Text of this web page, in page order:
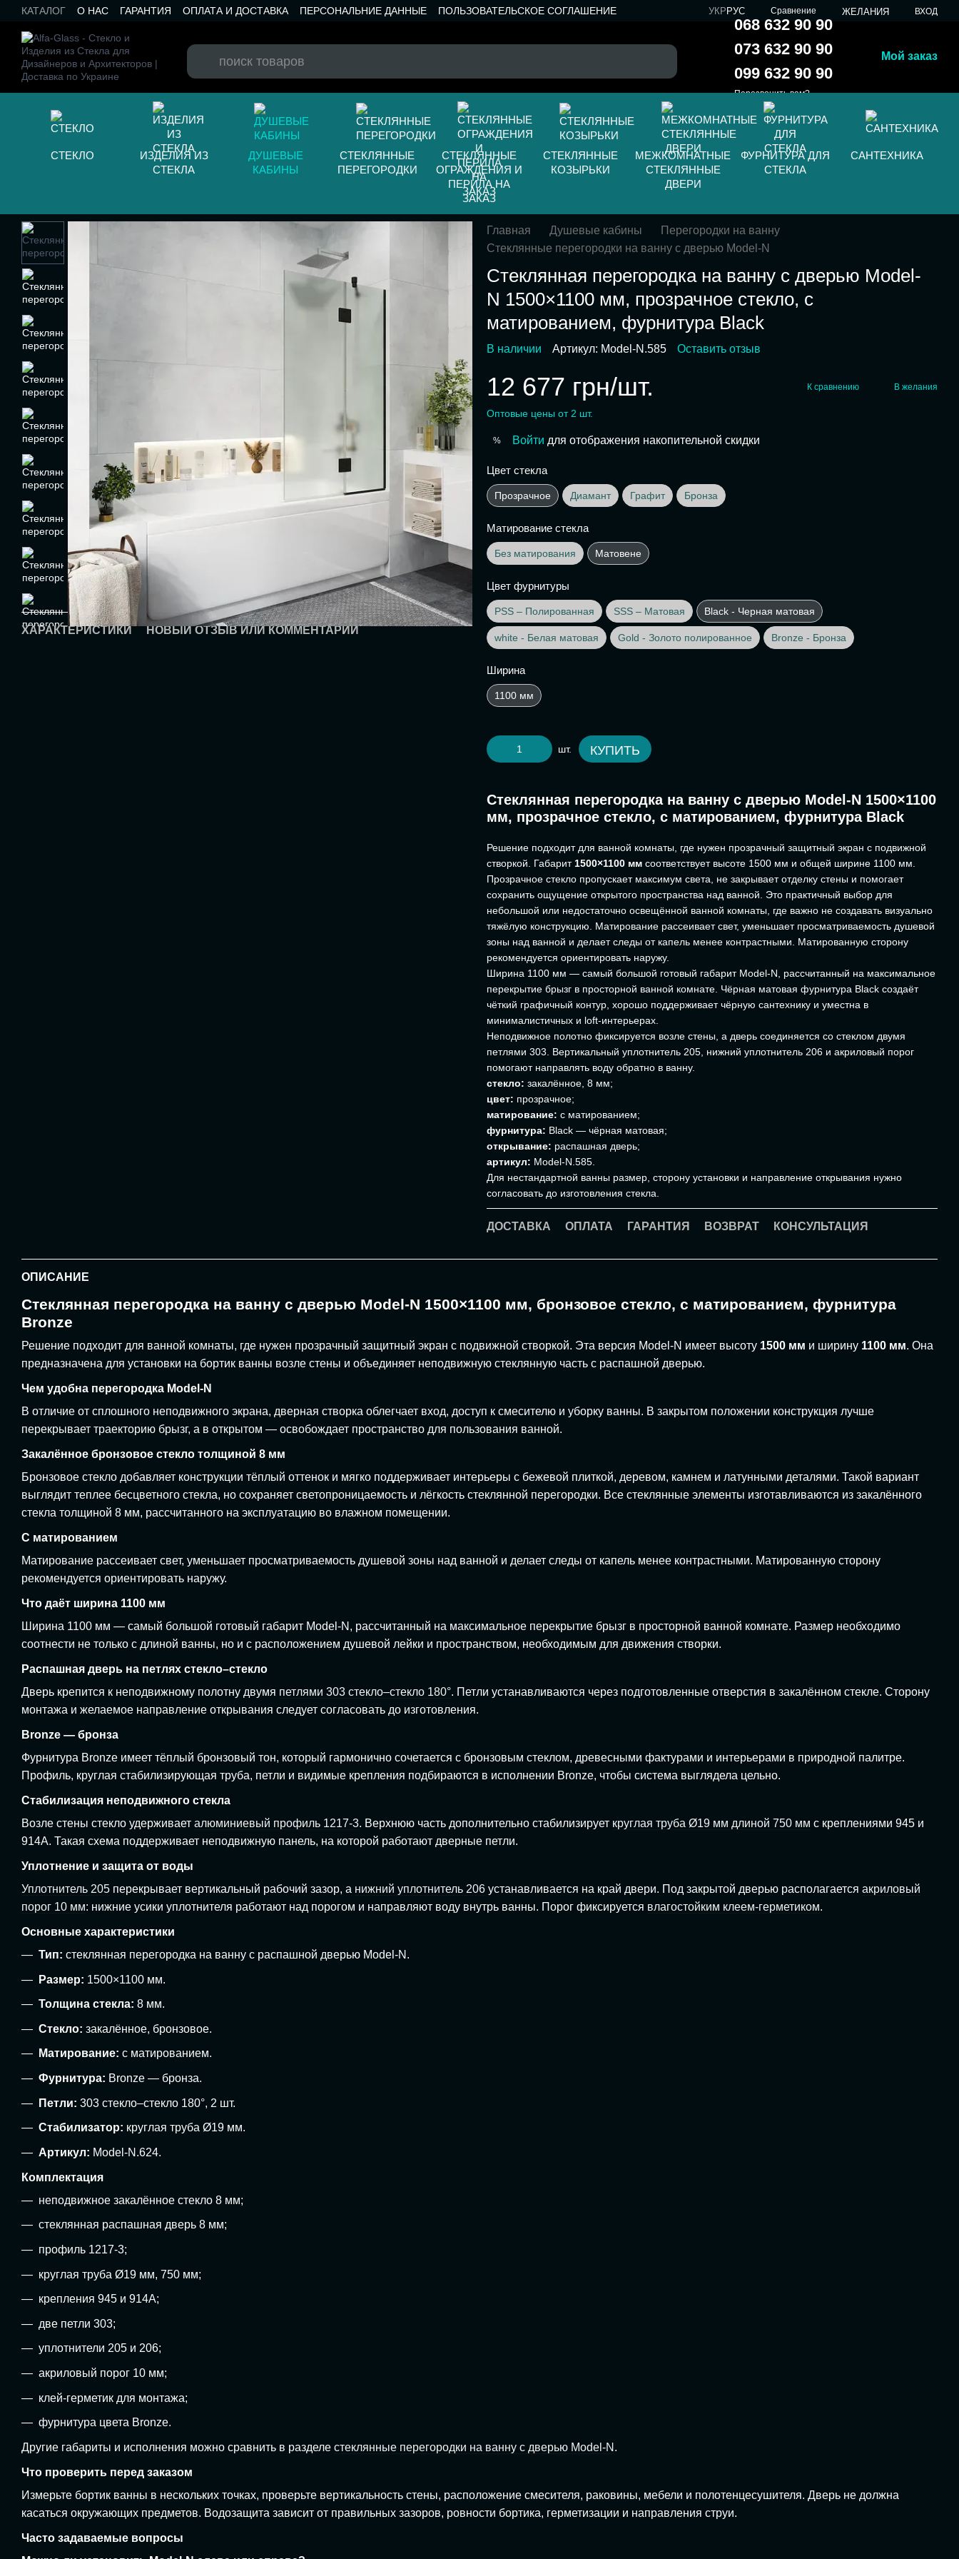
Перейти к основному контенту
КАТАЛОГ О НАС ГАРАНТИЯ ОПЛАТА И ДОСТАВКА ПЕРСОНАЛЬНИЕ ДАННЫЕ
ПОЛЬЗОВАТЕЛЬСКОЕ СОГЛАШЕНИЕ
УКРРУС Сравнение ЖЕЛАНИЯ ВХОД
068 632 90 90
073 632 90 90
099 632 90 90
Перезвонить вам?
Мой заказ
СТЕКЛО
ИЗДЕЛИЯ ИЗ
СТЕКЛА
ДУШЕВЫЕ
КАБИНЫ
СТЕКЛЯННЫЕ
ПЕРЕГОРОДКИ
СТЕКЛЯННЫЕ
ОГРАЖДЕНИЯ И
ПЕРИЛА НА
ЗАКАЗ
СТЕКЛЯННЫЕ
КОЗЫРЬКИ
МЕЖКОМНАТНЫЕ
СТЕКЛЯННЫЕ
ДВЕРИ
ФУРНИТУРА ДЛЯ
СТЕКЛА
САНТЕХНИКА
ХАРАКТЕРИСТИКИ НОВЫЙ ОТЗЫВ ИЛИ КОММЕНТАРИЙ
Главная Душевые кабины
Перегородки на ванну
Стеклянные перегородки на ванну с дверью Model-N
Стеклянная перегородка на ванну с дверью Model-
N 1500×1100 мм, прозрачное стекло, с
матированием, фурнитура Black
В наличии Артикул: Model-N.585 Оставить отзыв
12 677 грн/шт. К сравнению В желания
Оптовые цены от 2 шт.
% Войти для отображения накопительной скидки
Цвет стекла
Прозрачное Диамант Графит Бронза
Матирование стекла
Без матирования Матовене
Цвет фурнитуры
PSS – Полированная SSS – Матовая Black - Черная матовая
white - Белая матовая Gold - Золото полированное Bronze - Бронза
Ширина
1100 мм
шт. КУПИТЬ
Стеклянная перегородка на ванну с дверью Model-N 1500×1100
мм, прозрачное стекло, с матированием, фурнитура Black
Решение подходит для ванной комнаты, где нужен прозрачный защитный экран с подвижной
створкой. Габарит 1500×1100 мм соответствует высоте 1500 мм и общей ширине 1100 мм.
Прозрачное стекло пропускает максимум света, не закрывает отделку стены и помогает
сохранить ощущение открытого пространства над ванной. Это практичный выбор для
небольшой или недостаточно освещённой ванной комнаты, где важно не создавать визуально
тяжёлую конструкцию. Матирование рассеивает свет, уменьшает просматриваемость душевой
зоны над ванной и делает следы от капель менее контрастными. Матированную сторону
рекомендуется ориентировать наружу.
Ширина 1100 мм — самый большой готовый габарит Model-N, рассчитанный на максимальное
перекрытие брызг в просторной ванной комнате. Чёрная матовая фурнитура Black создаёт
чёткий графичный контур, хорошо поддерживает чёрную сантехнику и уместна в
минималистичных и loft-интерьерах.
Неподвижное полотно фиксируется возле стены, а дверь соединяется со стеклом двумя
петлями 303. Вертикальный уплотнитель 205, нижний уплотнитель 206 и акриловый порог
помогают направлять воду обратно в ванну.
стекло: закалённое, 8 мм;
цвет: прозрачное;
матирование: с матированием;
фурнитура: Black — чёрная матовая;
открывание: распашная дверь;
артикул: Model-N.585.
Для нестандартной ванны размер, сторону установки и направление открывания нужно
согласовать до изготовления стекла.
ДОСТАВКА ОПЛАТА ГАРАНТИЯ ВОЗВРАТ КОНСУЛЬТАЦИЯ
ОПИСАНИЕ
Стеклянная перегородка на ванну с дверью Model-N 1500×1100 мм, бронзовое стекло, с матированием, фурнитура
Bronze
Решение подходит для ванной комнаты, где нужен прозрачный защитный экран с подвижной створкой. Эта версия Model-N имеет высоту 1500 мм и ширину 1100 мм. Она
предназначена для установки на бортик ванны возле стены и объединяет неподвижную стеклянную часть с распашной дверью.
Чем удобна перегородка Model-N
В отличие от сплошного неподвижного экрана, дверная створка облегчает вход, доступ к смесителю и уборку ванны. В закрытом положении конструкция лучше
перекрывает траекторию брызг, а в открытом — освобождает пространство для пользования ванной.
Закалённое бронзовое стекло толщиной 8 мм
Бронзовое стекло добавляет конструкции тёплый оттенок и мягко поддерживает интерьеры с бежевой плиткой, деревом, камнем и латунными деталями. Такой вариант
выглядит теплее бесцветного стекла, но сохраняет светопроницаемость и лёгкость стеклянной перегородки. Все стеклянные элементы изготавливаются из закалённого
стекла толщиной 8 мм, рассчитанного на эксплуатацию во влажном помещении.
С матированием
Матирование рассеивает свет, уменьшает просматриваемость душевой зоны над ванной и делает следы от капель менее контрастными. Матированную сторону
рекомендуется ориентировать наружу.
Что даёт ширина 1100 мм
Ширина 1100 мм — самый большой готовый габарит Model-N, рассчитанный на максимальное перекрытие брызг в просторной ванной комнате. Размер необходимо
соотнести не только с длиной ванны, но и с расположением душевой лейки и пространством, необходимым для движения створки.
Распашная дверь на петлях стекло–стекло
Дверь крепится к неподвижному полотну двумя петлями 303 стекло–стекло 180°. Петли устанавливаются через подготовленные отверстия в закалённом стекле. Сторону
монтажа и желаемое направление открывания следует согласовать до изготовления.
Bronze — бронза
Фурнитура Bronze имеет тёплый бронзовый тон, который гармонично сочетается с бронзовым стеклом, древесными фактурами и интерьерами в природной палитре.
Профиль, круглая стабилизирующая труба, петли и видимые крепления подбираются в исполнении Bronze, чтобы система выглядела цельно.
Стабилизация неподвижного стекла
Возле стены стекло удерживает алюминиевый профиль 1217-3. Верхнюю часть дополнительно стабилизирует круглая труба Ø19 мм длиной 750 мм с креплениями 945 и
914A. Такая схема поддерживает неподвижную панель, на которой работают дверные петли.
Уплотнение и защита от воды
Уплотнитель 205 перекрывает вертикальный рабочий зазор, а нижний уплотнитель 206 устанавливается на край двери. Под закрытой дверью располагается акриловый
порог 10 мм: нижние усики уплотнителя работают над порогом и направляют воду внутрь ванны. Порог фиксируется влагостойким клеем-герметиком.
Основные характеристики
Тип: стеклянная перегородка на ванну с распашной дверью Model-N.
Размер: 1500×1100 мм.
Толщина стекла: 8 мм.
Стекло: закалённое, бронзовое.
Матирование: с матированием.
Фурнитура: Bronze — бронза.
Петли: 303 стекло–стекло 180°, 2 шт.
Стабилизатор: круглая труба Ø19 мм.
Артикул: Model-N.624.
Комплектация
неподвижное закалённое стекло 8 мм;
стеклянная распашная дверь 8 мм;
профиль 1217-3;
круглая труба Ø19 мм, 750 мм;
крепления 945 и 914A;
две петли 303;
уплотнители 205 и 206;
акриловый порог 10 мм;
клей-герметик для монтажа;
фурнитура цвета Bronze.
Другие габариты и исполнения можно сравнить в разделе стеклянные перегородки на ванну с дверью Model-N .
Что проверить перед заказом
Измерьте бортик ванны в нескольких точках, проверьте вертикальность стены, расположение смесителя, раковины, мебели и полотенцесушителя. Дверь не должна
касаться окружающих предметов. Водозащита зависит от правильных зазоров, ровности бортика, герметизации и направления струи.
Часто задаваемые вопросы